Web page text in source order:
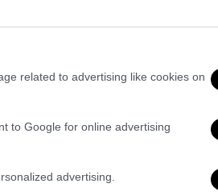
related to advertising like cookies on
to Google for online advertising
advertising.
11:10
Μετεωρίτης